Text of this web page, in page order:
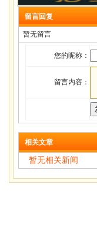
留言回复
暂无留言
您的昵称：
留言内容：
相关文章
暂无相关新闻